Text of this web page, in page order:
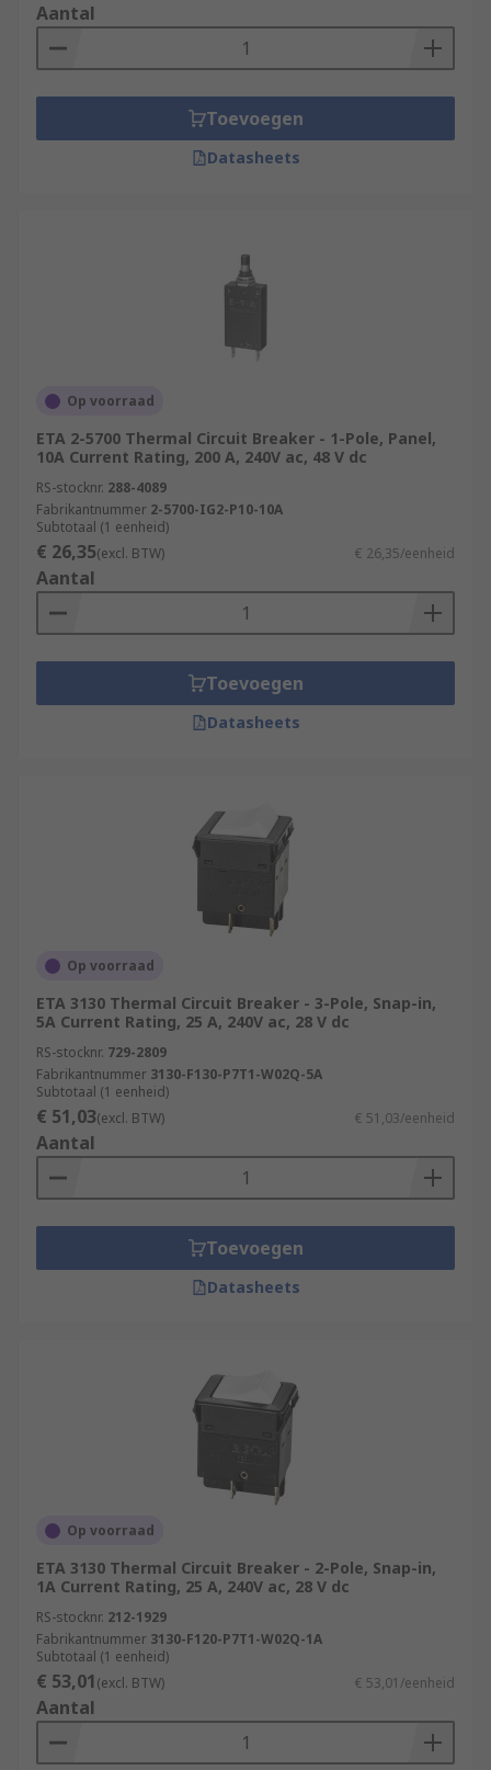
Aantal
Toevoegen
Datasheets
Op voorraad
ETA 2-5700 Thermal Circuit Breaker - 1-Pole, Panel,
10A Current Rating, 200 A, 240V ac, 48 V dc
RS-stocknr. 288-4089
Fabrikantnummer 2-5700-IG2-P10-10A
Subtotaal (1 eenheid)
€ 26,35(excl. BTW) € 26,35/eenheid
Aantal
Toevoegen
Datasheets
Op voorraad
ETA 3130 Thermal Circuit Breaker - 3-Pole, Snap-in,
5A Current Rating, 25 A, 240V ac, 28 V dc
RS-stocknr. 729-2809
Fabrikantnummer 3130-F130-P7T1-W02Q-5A
Subtotaal (1 eenheid)
€ 51,03(excl. BTW) € 51,03/eenheid
Aantal
Toevoegen
Datasheets
Op voorraad
ETA 3130 Thermal Circuit Breaker - 2-Pole, Snap-in,
1A Current Rating, 25 A, 240V ac, 28 V dc
RS-stocknr. 212-1929
Fabrikantnummer 3130-F120-P7T1-W02Q-1A
Subtotaal (1 eenheid)
€ 53,01(excl. BTW) € 53,01/eenheid
Aantal